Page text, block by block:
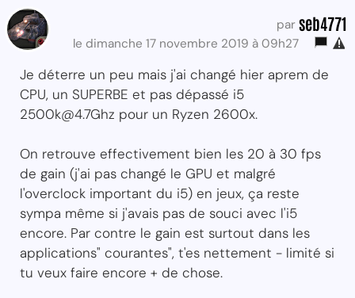
par seb4771
le dimanche 17 novembre 2019 à 09h27
Je déterre un peu mais j'ai changé hier aprem de
CPU, un SUPERBE et pas dépassé i5
2500k@4.7Ghz pour un Ryzen 2600x.
On retrouve effectivement bien les 20 à 30 fps
de gain (j'ai pas changé le GPU et malgré
l'overclock important du i5) en jeux, ça reste
sympa même si j'avais pas de souci avec l'i5
encore. Par contre le gain est surtout dans les
applications" courantes", t'es nettement - limité si
tu veux faire encore + de chose.